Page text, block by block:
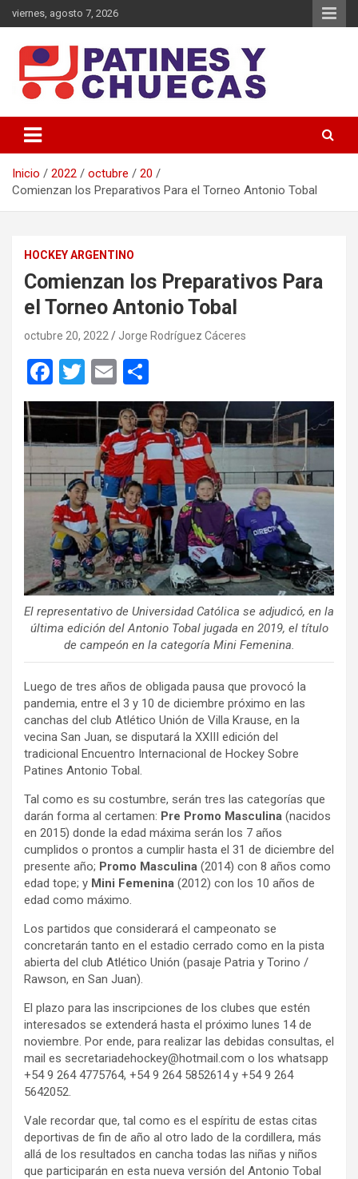
Saltar
al
viernes, agosto 7, 2026
Patines y Chuecas
Inicio 2022 octubre
20
Comienzan los Preparativos Para el Torneo Antonio Tobal
HOCKEY ARGENTINO
Comienzan los Preparativos Para
el Torneo Antonio Tobal
octubre 20, 2022 Jorge Rodríguez Cáceres
F
a
ce
b
o
o
k
T
wi
tt
er
E
m
ail
o
m
p
ar
tir
El representativo de Universidad Católica se adjudicó, en la
última edición del Antonio Tobal jugada en 2019, el título
de campeón en la categoría Mini Femenina.
Luego de tres años de obligada pausa que provocó la
pandemia, entre el 3 y 10 de diciembre próximo en las
canchas del club Atlético Unión de Villa Krause, en la
vecina San Juan, se disputará la XXIII edición del
tradicional Encuentro Internacional de Hockey Sobre
Patines Antonio Tobal.
Tal como es su costumbre, serán tres las categorías que
darán forma al certamen: Pre Promo Masculina (nacidos
en 2015) donde la edad máxima serán los 7 años
cumplidos o prontos a cumplir hasta el 31 de diciembre del
presente año; Promo Masculina (2014) con 8 años como
edad tope; y Mini Femenina (2012) con los 10 años de
edad como máximo.
Los partidos que considerará el campeonato se
concretarán tanto en el estadio cerrado como en la pista
abierta del club Atlético Unión (pasaje Patria y Torino /
Rawson, en San Juan).
El plazo para las inscripciones de los clubes que estén
interesados se extenderá hasta el próximo lunes 14 de
noviembre. Por ende, para realizar las debidas consultas, el
mail es secretariadehockey@hotmail.com o los whatsapp
+54 9 264 4775764, +54 9 264 5852614 y +54 9 264
5642052.
Vale recordar que, tal como es el espíritu de estas citas
deportivas de fin de año al otro lado de la cordillera, más
allá de los resultados en cancha todas las niñas y niños
que participarán en esta nueva versión del Antonio Tobal